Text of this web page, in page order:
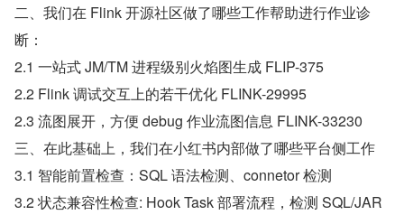
二、我们在 Flink 开源社区做了哪些工作帮助进行作业诊
断：
2.1 一站式 JM/TM 进程级别火焰图生成 FLIP-375
2.2 Flink 调试交互上的若干优化 FLINK-29995
2.3 流图展开，方便 debug 作业流图信息 FLINK-33230
三、在此基础上，我们在小红书内部做了哪些平台侧工作
3.1 智能前置检查：SQL 语法检测、connetor 检测
3.2 状态兼容性检查: Hook Task 部署流程，检测 SQL/JAR